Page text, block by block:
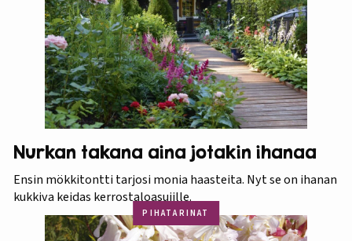
Nurkan takana aina jotakin ihanaa
Ensin mökkitontti tarjosi monia haasteita. Nyt se on ihanan
kukkiva keidas kerrostaloasujille.
PIHATARINAT